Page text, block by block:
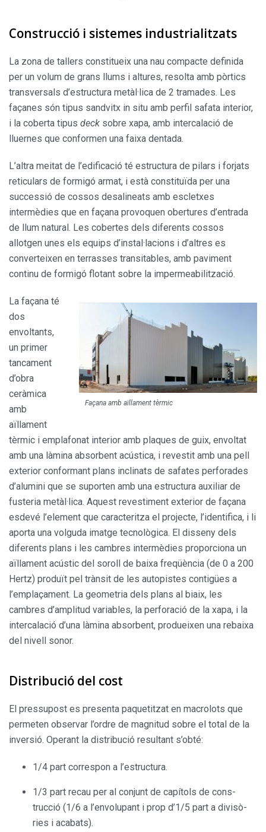
Construcció i sistemes industrialitzats
La zona de tallers constitueix una nau compacte defi­nida
per un volum de grans llums i altures, resolta amb pòrtics
transversals d’estructura metàl·lica de 2 trama­des. Les
façanes són tipus sandvitx in situ amb perfil safata interior,
i la coberta tipus deck sobre xapa, amb intercalació de
lluernes que conformen una faixa den­tada.
L’altra meitat de l’edificació té estructura de pilars i for­jats
reticulars de formigó armat, i està constituïda per una
successió de cossos desalineats amb escletxes
intermèdies que en façana provoquen obertures d’en­trada
de llum natural. Les cobertes dels diferents cos­sos
allotgen unes els equips d’instal·lacions i d’altres es
converteixen en terrasses transitables, amb paviment
continu de formigó flotant sobre la impermeabilització.
Façana amb aïllament tèrmic
La façana té
dos
envoltants,
un primer
tancament
d’obra
ceràmica
amb
aïllament
tèrmic i emplafonat interior amb plaques de guix, envoltat
amb una làmina absor­bent acústica, i revestit amb una pell
exterior confor­mant plans inclinats de safates perforades
d’alumini que se suporten amb una estructura auxiliar de
fusteria metàl·lica. Aquest revestiment exterior de façana
esde­vé l’element que caracteritza el projecte, l’identifica, i li
aporta una volguda imatge tecnològica. El disseny dels
diferents plans i les cambres intermèdies proporciona un
aïllament acústic del soroll de baixa freqüència (de 0 a 200
Hertz) produït pel trànsit de les autopistes contigües a
l’emplaçament. La geometria dels plans al biaix, les
cambres d’amplitud variables, la perforació de la xapa, i la
intercalació d’una làmina absorbent, produeixen una rebaixa
del nivell sonor.
Distribució del cost
El pressupost es presenta paquetitzat en macrolots que
permeten observar l’ordre de magnitud sobre el total de la
inversió. Operant la distribució resultant s’obté:
1/4 part correspon a l’estructura.
1/3 part recau per al conjunt de capítols de cons­
trucció (1/6 a l’envolupant i prop d’1/5 part a divisò­
ries i acabats).